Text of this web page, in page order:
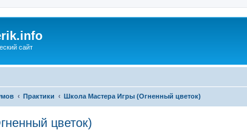
сайт
Практики Школа Мастера Игры (Огненный цветок)
цветок)